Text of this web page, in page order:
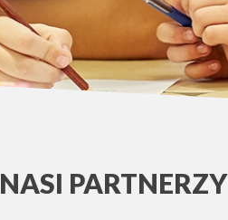
NASI PARTNERZY